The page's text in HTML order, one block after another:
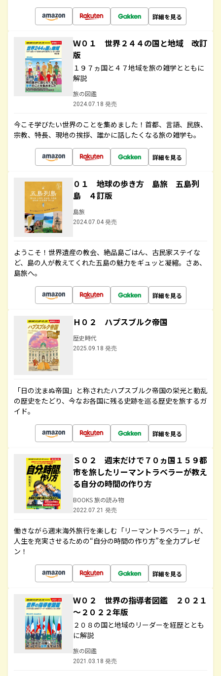
詳細を見る
Ｗ０１ 世界２４４の国と地域 改訂
版
１９７ヵ国と４７地域を旅の雑学とともに
解説
旅の図鑑
2024.07.18 発売
今こそ学びたい世界のことを集めました！首都、言語、民族、
宗教、特長、現地の挨拶、誰かに話したくなる旅の雑学も。
詳細を見る
０１ 地球の歩き方 島旅 五島列
島 ４訂版
島旅
2024.07.04 発売
ようこそ！世界遺産の教会、絶品島ごはん、古民家ステイな
ど、島の人が教えてくれた五島の魅力をギュッと凝縮。さあ、
島旅へ。
詳細を見る
Ｈ０２ ハプスブルク帝国
歴史時代
2025.09.18 発売
「日の沈まぬ帝国」と称されたハプスブルク帝国の栄光と動乱
の歴史をたどり、今なお各国に残る史跡を巡る歴史を旅するガ
イド。
詳細を見る
Ｓ０２ 週末だけで７０ヵ国１５９都
市を旅したリーマントラベラーが教え
る自分の時間の作り方
BOOKS 旅の読み物
2022.07.21 発売
働きながら週末海外旅行を楽しむ「リーマントラベラー」が、
人生を充実させるための“自分の時間の作り方”を全力プレゼ
ン！
詳細を見る
Ｗ０２ 世界の指導者図鑑 ２０２１
～２０２２年版
２０８の国と地域のリーダーを経歴ととも
に解説
旅の図鑑
2021.03.18 発売